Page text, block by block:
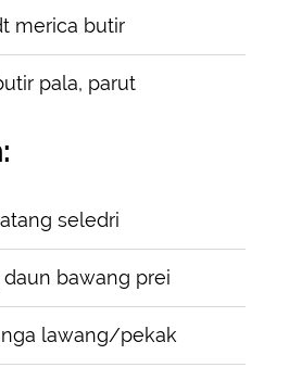
merica butir
pala, parut
seledri
daun bawang prei
lawang/pekak